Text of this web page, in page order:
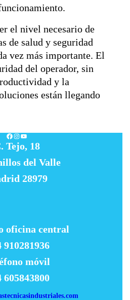
el nivel necesario de
de salud y seguridad
vez más importante. El
del operador, sin
y la
están llegando
Facebook
Instagram
YouTube
Tejo, 18
del Valle
28979
oficina central
910281936
móvil
605843800